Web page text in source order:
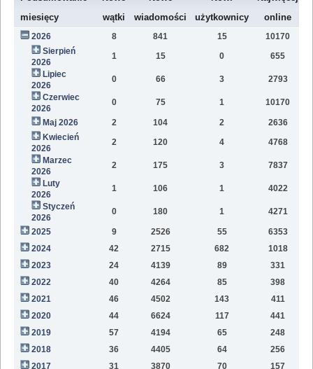
miesięcy
wątki
wiadomości
użytkownicy
online
2026 8 841 15 10170
Sierpień
2026
1 15 0 655
Lipiec
2026
0 66 3 2793
Czerwiec
2026
0 75 1 10170
Maj 2026 2 104 2 2636
Kwiecień
2026
2 120 4 4768
Marzec
2026
2 175 3 7837
Luty
2026
1 106 1 4022
Styczeń
2026
0 180 1 4271
2025 9 2526 55 6353
2024
42 2715 682 1018
2023
24 4139 89 331
2022
40 4264 85 398
2021
46 4502 143 411
2020
44 6624 117 441
2019
57 4194 65 248
2018
36 4405 64 256
2017
31 3870 70
157